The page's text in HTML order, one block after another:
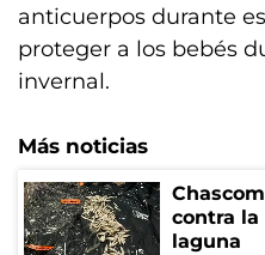
anticuerpos durante
proteger a los bebés
invernal.
Más noticias
contra la
laguna